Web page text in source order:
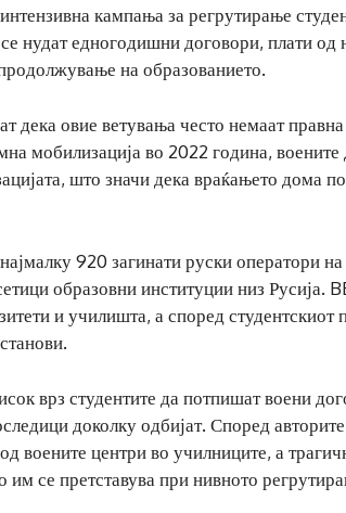
кампања за регрутирање
нудат едногодишни договори, плати
на образованието.
дека овие ветувања често немаат
мобилизација во 2022 година, воените
што значи дека враќањето дома
920 загинати руски оператори
образовни институции низ Русија.
и училишта, а според студентскиот
врз студентите да потпишат воени
доколку одбијат. Според авторите
воените центри во училниците, а
се претставува при нивното